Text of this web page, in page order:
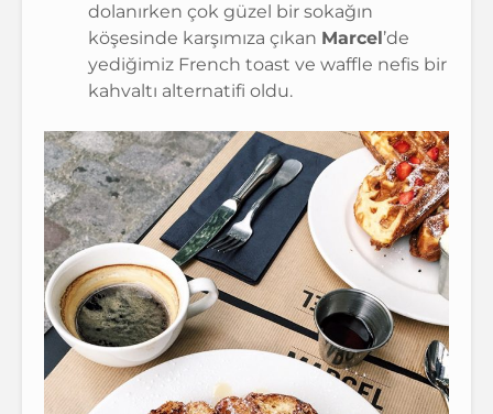
dolanırken çok güzel bir sokağın
köşesinde karşımıza çıkan Marcel’de
yediğimiz French toast ve waffle nefis bir
kahvaltı alternatifi oldu.